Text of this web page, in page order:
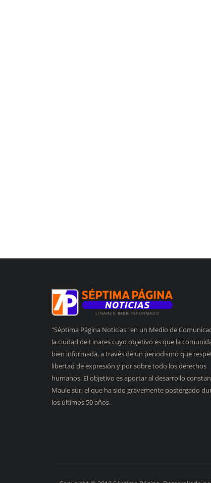
"Séptima Página Noticias" en un Medio de
la ciudad de Linares cuyo objetivo es que la
bien informada, a través de un periodismo que
libertad de expresión y por sobre todo los derechos
humanos. El objetivo es aportar al desarrollo
Maule sur, el que ha sido gravemente postergado
los últimos 50 años.